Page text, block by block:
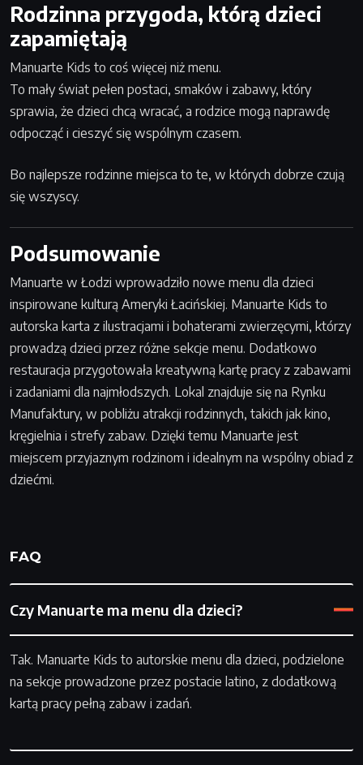
Rodzinna przygoda, którą dzieci
zapamiętają
Manuarte Kids to coś więcej niż menu.
To mały świat pełen postaci, smaków i zabawy, który
sprawia, że dzieci chcą wracać, a rodzice mogą naprawdę
odpocząć i cieszyć się wspólnym czasem.
Bo najlepsze rodzinne miejsca to te, w których dobrze czują
się wszyscy.
Podsumowanie
Manuarte w Łodzi wprowadziło nowe menu dla dzieci
inspirowane kulturą Ameryki Łacińskiej. Manuarte Kids to
autorska karta z ilustracjami i bohaterami zwierzęcymi, którzy
prowadzą dzieci przez różne sekcje menu. Dodatkowo
restauracja przygotowała kreatywną kartę pracy z zabawami
i zadaniami dla najmłodszych. Lokal znajduje się na Rynku
Manufaktury, w pobliżu atrakcji rodzinnych, takich jak kino,
kręgielnia i strefy zabaw. Dzięki temu Manuarte jest
miejscem przyjaznym rodzinom i idealnym na wspólny obiad z
dziećmi.
FAQ
Czy Manuarte ma menu dla dzieci?
Tak. Manuarte Kids to autorskie menu dla dzieci, podzielone
na sekcje prowadzone przez postacie latino, z dodatkową
kartą pracy pełną zabaw i zadań.